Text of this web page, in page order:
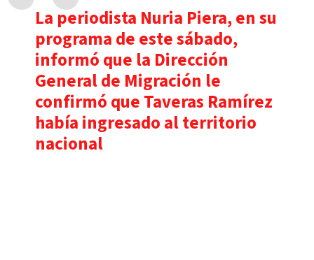
La periodista Nuria Piera, en su
programa de este sábado,
informó que la Dirección
General de Migración le
confirmó que Taveras Ramírez
había ingresado al territorio
nacional